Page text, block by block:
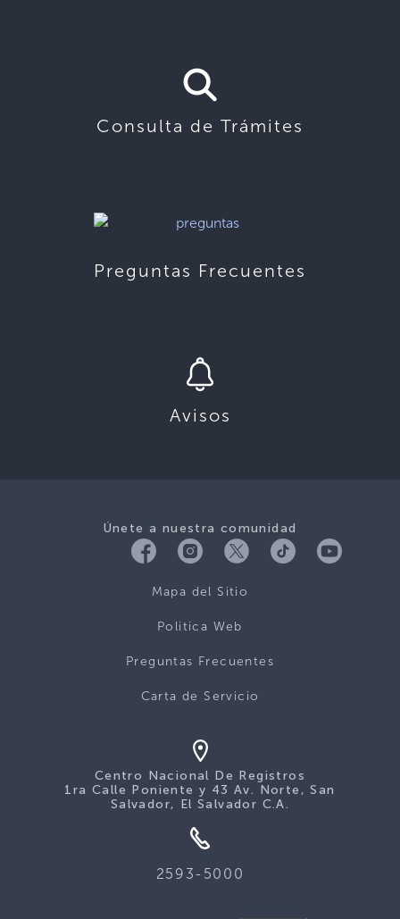
Consulta de Trámites
Preguntas Frecuentes
Avisos
Únete a nuestra comunidad
Mapa del Sitio
Politica Web
Preguntas Frecuentes
Carta de Servicio
Centro Nacional De Registros
1ra Calle Poniente y 43 Av. Norte, San
Salvador, El Salvador C.A.
2593-5000